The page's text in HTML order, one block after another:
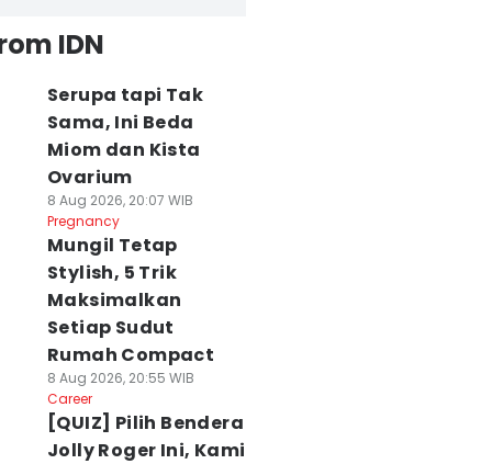
IDN
Serupa tapi Tak
Sama, Ini Beda
Miom dan Kista
Ovarium
8 Aug 2026, 20:07 WIB
Pregnancy
Mungil Tetap
Stylish, 5 Trik
Maksimalkan
Setiap Sudut
Rumah Compact
8 Aug 2026, 20:55 WIB
Career
[QUIZ] Pilih Bendera
Jolly Roger Ini, Kami